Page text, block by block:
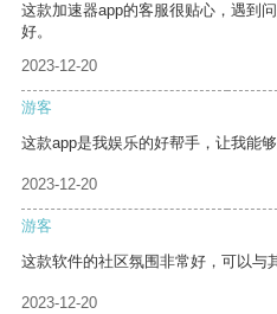
这款加速器app的客服很贴心，遇到
好。
2023-12-20
游客
这款app是我娱乐的好帮手，让我能
2023-12-20
游客
这款软件的社区氛围非常好，可以与
2023-12-20